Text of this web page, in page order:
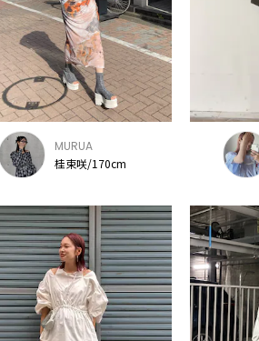
MURUA
桂束咲/170cm